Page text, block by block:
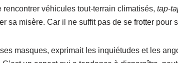
véhicules tout-terrain climatisés, tap-
sa misère. Car il ne suffit pas de se frotter pour
masques, exprimait les inquiétudes et les